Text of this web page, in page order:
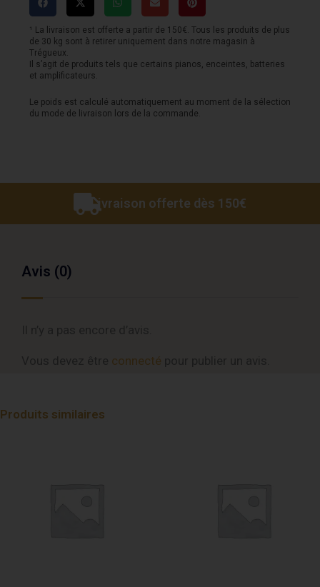
Pour
guitare
-
Jack
Orange
¹ La livraison est offerte a partir de 150€. Tous les produits de plus
de 30 kg sont à retirer uniquement dans notre magasin à
Trégueux.
Il s’agit de produits tels que certains pianos, enceintes, batteries
et amplificateurs.
Le poids est calculé automatiquement au moment de la sélection
du mode de livraison lors de la commande.
Livraison offerte dès 150€
Avis (0)
connecté
Produits similaires